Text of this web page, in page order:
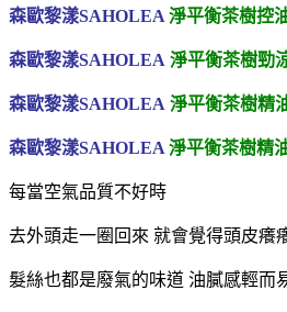
森歐黎漾SAHOLEA 淨平衡茶樹控
森歐黎漾SAHOLEA 淨平衡茶樹勁
森歐黎漾SAHOLEA 淨平衡茶樹精
森歐黎漾SAHOLEA 淨平衡茶樹精
每當空氣品質不好時
去外頭走一圈回來 就會覺得頭皮癢
髮絲也都是廢氣的味道 油膩感輕而